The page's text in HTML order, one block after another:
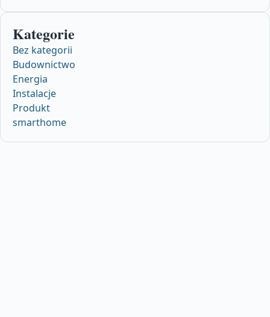
Kategorie
Bez kategorii
Budownictwo
Energia
Instalacje
Produkt
smarthome